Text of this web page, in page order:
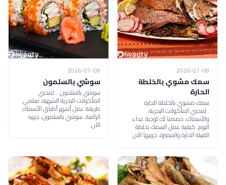
2026-07-08
سمك مشوي بالخلطة
الحارة
سمك مشوي بالخلطة الحارة
..لمحبي المأكولات البحرية،
والأسماك، خصصنا لك لوجبة غداء
اليوم، كيفية عمل السمك بخلطة
التتبيلة الحارة والمميزة، جربيها الآن
2026-07-08
سوشي بالسلمون
سوشي بالسلمون .. لمحبي
المأكولات البحرية الشهية، تعلمي
طريقة عمل أشهر أطباق الأسماك
الرائعة، سوشي بالسلمون، جربيه
الآن